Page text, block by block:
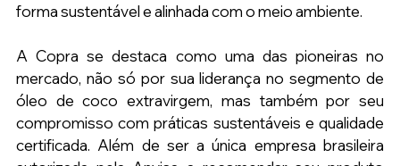
forma sustentável e alinhada com o meio ambiente.
A Copra se destaca como uma das pioneiras no
mercado, não só por sua liderança no segmento de
óleo de coco extravirgem, mas também por seu
compromisso com práticas sustentáveis e qualidade
certificada. Além de ser a única empresa brasileira